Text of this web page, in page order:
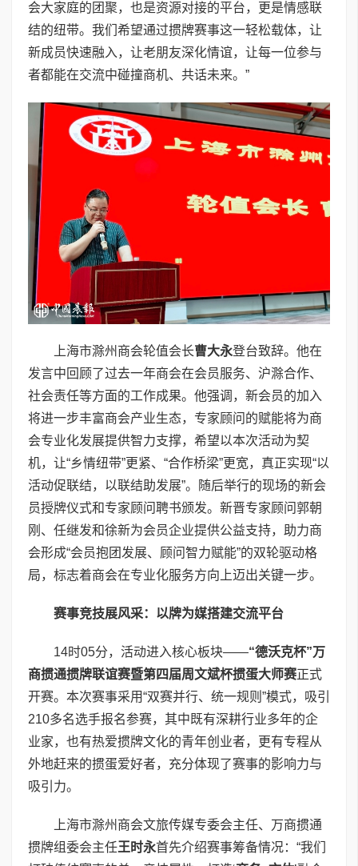
会大家庭的团聚，也是资源对接的平台，更是情感联
结的纽带。我们希望通过掼牌赛事这一轻松载体，让
新成员快速融入，让老朋友深化情谊，让每一位参与
者都能在交流中碰撞商机、共话未来。”
上海市滁州商会轮值会长曹大永登台致辞。他在
发言中回顾了过去一年商会在会员服务、沪滁合作、
社会责任等方面的工作成果。他强调，新会员的加入
将进一步丰富商会产业生态，专家顾问的赋能将为商
会专业化发展提供智力支撑，希望以本次活动为契
机，让“乡情纽带”更紧、“合作桥梁”更宽，真正实现“以
活动促联结，以联结助发展”。随后举行的现场的新会
员授牌仪式和专家顾问聘书颁发。新晋专家顾问郭朝
刚、任继发和徐新为会员企业提供公益支持，助力商
会形成“会员抱团发展、顾问智力赋能”的双轮驱动格
局，标志着商会在专业化服务方向上迈出关键一步。
赛事竞技展风采：以牌为媒搭建交流平台
14时05分，活动进入核心板块——“德沃克杯”万
商掼通掼牌联谊赛暨第四届周文斌杯掼蛋大师赛正式
开赛。本次赛事采用“双赛并行、统一规则”模式，吸引
210多名选手报名参赛，其中既有深耕行业多年的企
业家，也有热爱掼牌文化的青年创业者，更有专程从
外地赶来的掼蛋爱好者，充分体现了赛事的影响力与
吸引力。
上海市滁州商会文旅传媒专委会主任、万商掼通
掼牌组委会主任王时永首先介绍赛事筹备情况：“我们